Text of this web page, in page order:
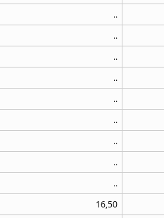
..
..
..
..
..
..
..
..
..
16,50